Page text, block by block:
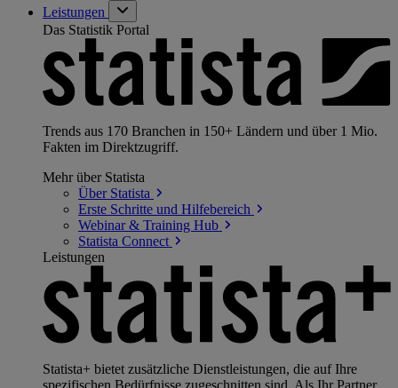
Leistungen
Das Statistik Portal
Trends aus 170 Branchen in 150+ Ländern und über 1 Mio.
Fakten im Direktzugriff.
Mehr über Statista
Über Statista
Erste Schritte und Hilfebereich
Webinar & Training Hub
Statista Connect
Leistungen
Statista+ bietet zusätzliche Dienstleistungen, die auf Ihre
spezifischen Bedürfnisse zugeschnitten sind. Als Ihr Partner